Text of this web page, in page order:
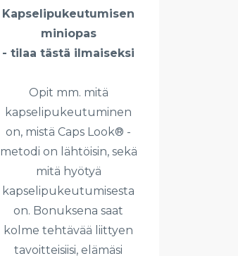
Kapselipukeutumisen
miniopas
- tilaa tästä ilmaiseksi
Opit mm. mitä
kapselipukeutuminen
on, mistä Caps Look® -
metodi on lähtöisin, sekä
mitä hyötyä
kapselipukeutumisesta
on. Bonuksena saat
kolme tehtävää liittyen
tavoitteisiisi, elämäsi